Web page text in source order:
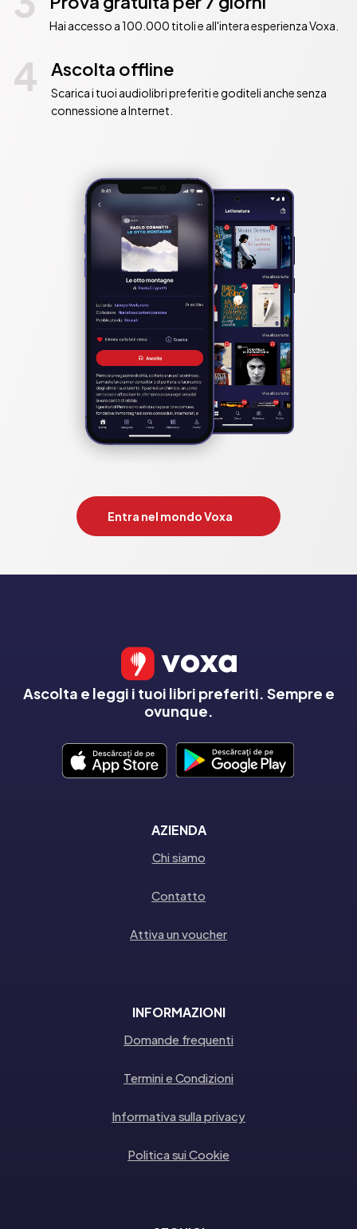
Hai accesso a 100.000 titoli e all'intera esperienza Voxa.
4 Ascolta offline
Scarica i tuoi audiolibri preferiti e goditeli anche senza
connessione a Internet.
Entra nel mondo Voxa
Ascolta e leggi i tuoi libri preferiti. Sempre e
ovunque.
AZIENDA
Chi siamo
Contatto
Attiva un voucher
INFORMAZIONI
Domande frequenti
Termini e Condizioni
Informativa sulla privacy
Politica sui Cookie